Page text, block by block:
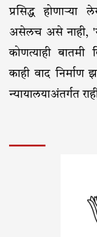
प्रसिद्ध
असेलच असे नाही,
कोणत्याही बातमी
काही वाद निर्माण
न्यायालयाअंतर्गत